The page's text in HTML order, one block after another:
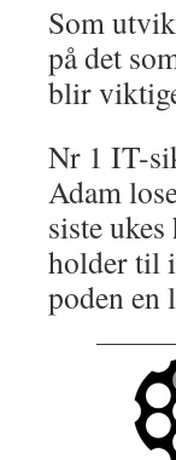
Som
på det
blir
Nr 1 IT-
Adam
siste
holder til
poden en